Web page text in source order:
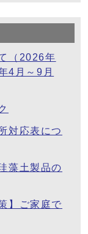
（2026年
4月～9月
対応表につ
藻土製品の
】ご家庭で